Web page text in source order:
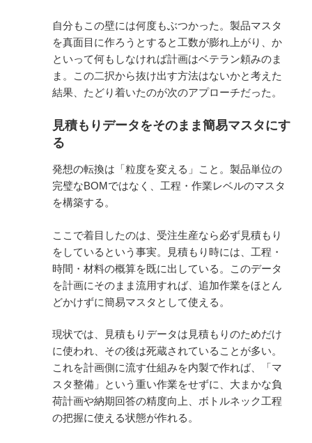
自分もこの壁には何度もぶつかった。製品マスタ
を真面目に作ろうとすると工数が膨れ上がり、か
といって何もしなければ計画はベテラン頼みのま
ま。この二択から抜け出す方法はないかと考えた
結果、たどり着いたのが次のアプローチだった。
見積もりデータをそのまま簡易マスタにす
る
発想の転換は「粒度を変える」こと。製品単位の
完璧なBOMではなく、工程・作業レベルのマスタ
を構築する。
ここで着目したのは、受注生産なら必ず見積もり
をしているという事実。見積もり時には、工程・
時間・材料の概算を既に出している。このデータ
を計画にそのまま流用すれば、追加作業をほとん
どかけずに簡易マスタとして使える。
現状では、見積もりデータは見積もりのためだけ
に使われ、その後は死蔵されていることが多い。
これを計画側に流す仕組みを内製で作れば、「マ
スタ整備」という重い作業をせずに、大まかな負
荷計画や納期回答の精度向上、ボトルネック工程
の把握に使える状態が作れる。